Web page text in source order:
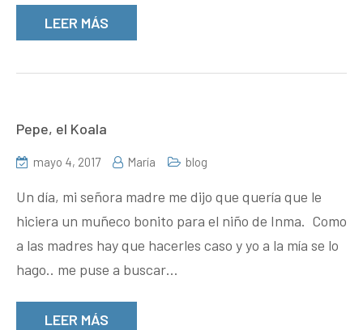
LEER MÁS
Pepe, el Koala
mayo 4, 2017 María blog
Un día, mi señora madre me dijo que quería que le
hiciera un muñeco bonito para el niño de Inma. Como
a las madres hay que hacerles caso y yo a la mía se lo
hago.. me puse a buscar…
LEER MÁS